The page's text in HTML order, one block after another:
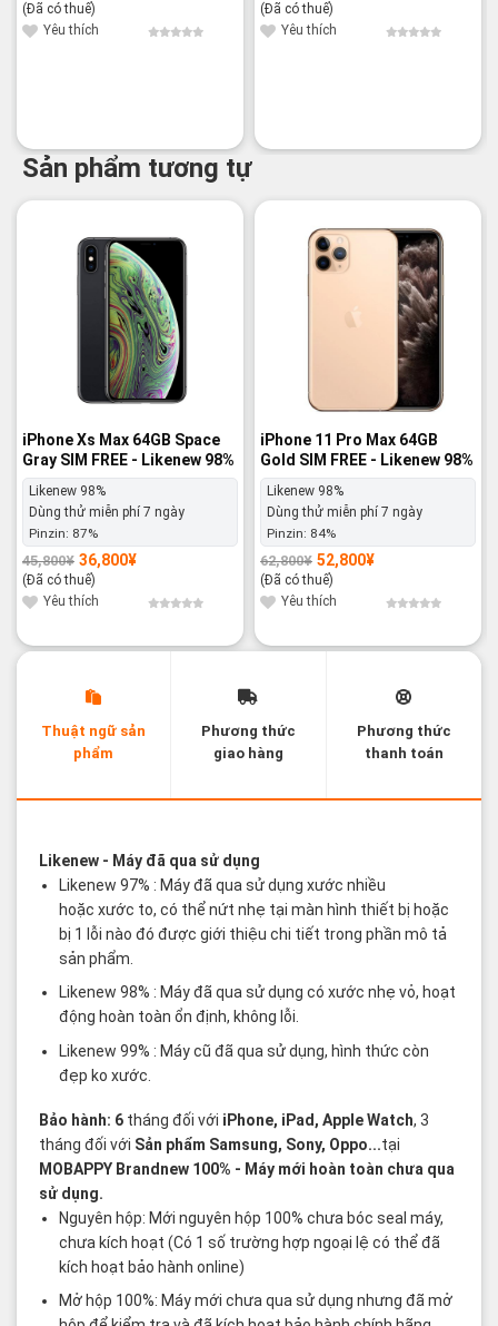
(Đã có thuế)
Yêu thích
(Đã có thuế)
Yêu thích
Sản phẩm tương tự
iPhone Xs Max 64GB Space
Gray SIM FREE - Likenew 98%
Likenew 98%
Dùng thử miễn phí 7 ngày
Pinzin: 87%
45,800¥
Giá
gốc
là:
45,800¥.
36,800¥
Giá
hiện
tại
là:
36,800¥.
(Đã có thuế)
Yêu thích
iPhone 11 Pro Max 64GB
Gold SIM FREE - Likenew 98%
Likenew 98%
Dùng thử miễn phí 7 ngày
Pinzin: 84%
62,800¥
Giá
gốc
là:
62,800¥.
52,800¥
Giá
hiện
tại
là:
52,800¥.
(Đã có thuế)
Yêu thích
Thuật ngữ sản
phẩm
Phương thức
giao hàng
Phương thức
thanh toán
Likenew- Máy đã qua sử dụng
Likenew 97% : Máy đã qua sử dụng xước nhiều
hoặc xước to, có thể nứt nhẹ tại màn hình thiết bị hoặc
bị 1 lỗi nào đó được giới thiệu chi tiết trong phần mô tả
sản phẩm.
Likenew 98% : Máy đã qua sử dụng có xước nhẹ vỏ, hoạt
động hoàn toàn ổn định, không lỗi.
Likenew 99% : Máy cũ đã qua sử dụng, hình thức còn
đẹp ko xước.
Bảo hành: 6 tháng đối với iPhone, iPad, Apple Watch, 3
tháng đối với Sản phẩm Samsung, Sony, Oppo...tại
MOBAPPY Brandnew 100% - Máy mới hoàn toàn chưa qua
sử dụng.
Nguyên hộp: Mới nguyên hộp 100% chưa bóc seal máy,
chưa kích hoạt (Có 1 số trường hợp ngoại lệ có thể đã
kích hoạt bảo hành online)
Mở hộp 100%: Máy mới chưa qua sử dụng nhưng đã mở